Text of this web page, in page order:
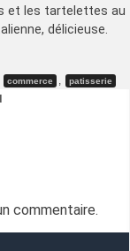
et les tartelettes au
délicieuse.
commerce , patisserie
commentaire.